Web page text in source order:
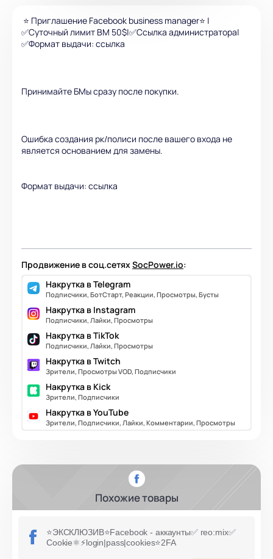
⭐️ Приглашение Facebook business manager⭐️ |
✅Суточный лимит BM 50$|✅Ссылка администратора|
✅Формат выдачи: ссылка
Принимайте БМы сразу после покупки.
Ошибка создания рк/полиси после вашего входа не
является основанием для замены.
Формат выдачи: ссылка
Продвижение в соц.сетяхSocPower.io:
Накрутка в Telegram
Подписчики, БотСтарт, Реакции, Просмотры, Бусты
Накрутка в Instagram
Подписчики, Лайки, Просмотры
Накрутка в TikTok
Подписчики, Лайки, Просмотры
Накрутка в Twitch
Зрители, Просмотры VOD, Подписчики
Накрутка в Kick
Зрители, Подписчики
Накрутка в YouTube
Зрители, Подписчики, Лайки, Комментарии, Просмотры
Похожие товары
⭐️ЭКСКЛЮЗИВ⭐️Facebook - аккаунты✅ гео:mix✅
Cookie⚛️⚡️login|pass|cookies⭐️2FA